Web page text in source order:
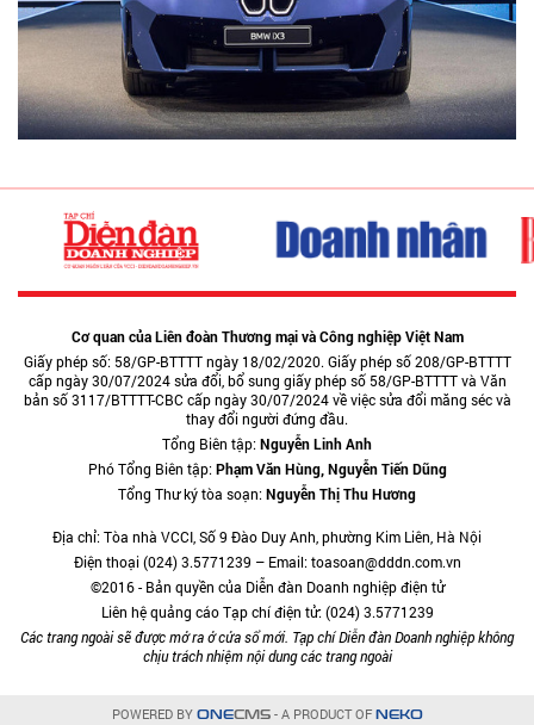
Cơ quan của Liên đoàn Thương mại và Công nghiệp Việt Nam
Giấy phép số: 58/GP-BTTTT ngày 18/02/2020. Giấy phép số 208/GP-BTTTT
cấp ngày 30/07/2024 sửa đổi, bổ sung giấy phép số 58/GP-BTTTT và Văn
bản số 3117/BTTTT-CBC cấp ngày 30/07/2024 về việc sửa đổi măng séc và
thay đổi người đứng đầu.
Tổng Biên tập:Nguyễn Linh Anh
Phó Tổng Biên tập:Phạm Văn Hùng, Nguyễn Tiến Dũng
Tổng Thư ký tòa soạn:Nguyễn Thị Thu Hương
Địa chỉ: Tòa nhà VCCI, Số 9 Đào Duy Anh, phường Kim Liên, Hà Nội
Điện thoại (024) 3.5771239 – Email: toasoan@dddn.com.vn
©2016 - Bản quyền của Diễn đàn Doanh nghiệp điện tử
Liên hệ quảng cáo Tạp chí điện tử: (024) 3.5771239
Các trang ngoài sẽ được mở ra ở cửa sổ mới. Tạp chí Diễn đàn Doanh nghiệp không
chịu trách nhiệm nội dung các trang ngoài
POWERED BY ONECMS- A PRODUCT OF NEKO